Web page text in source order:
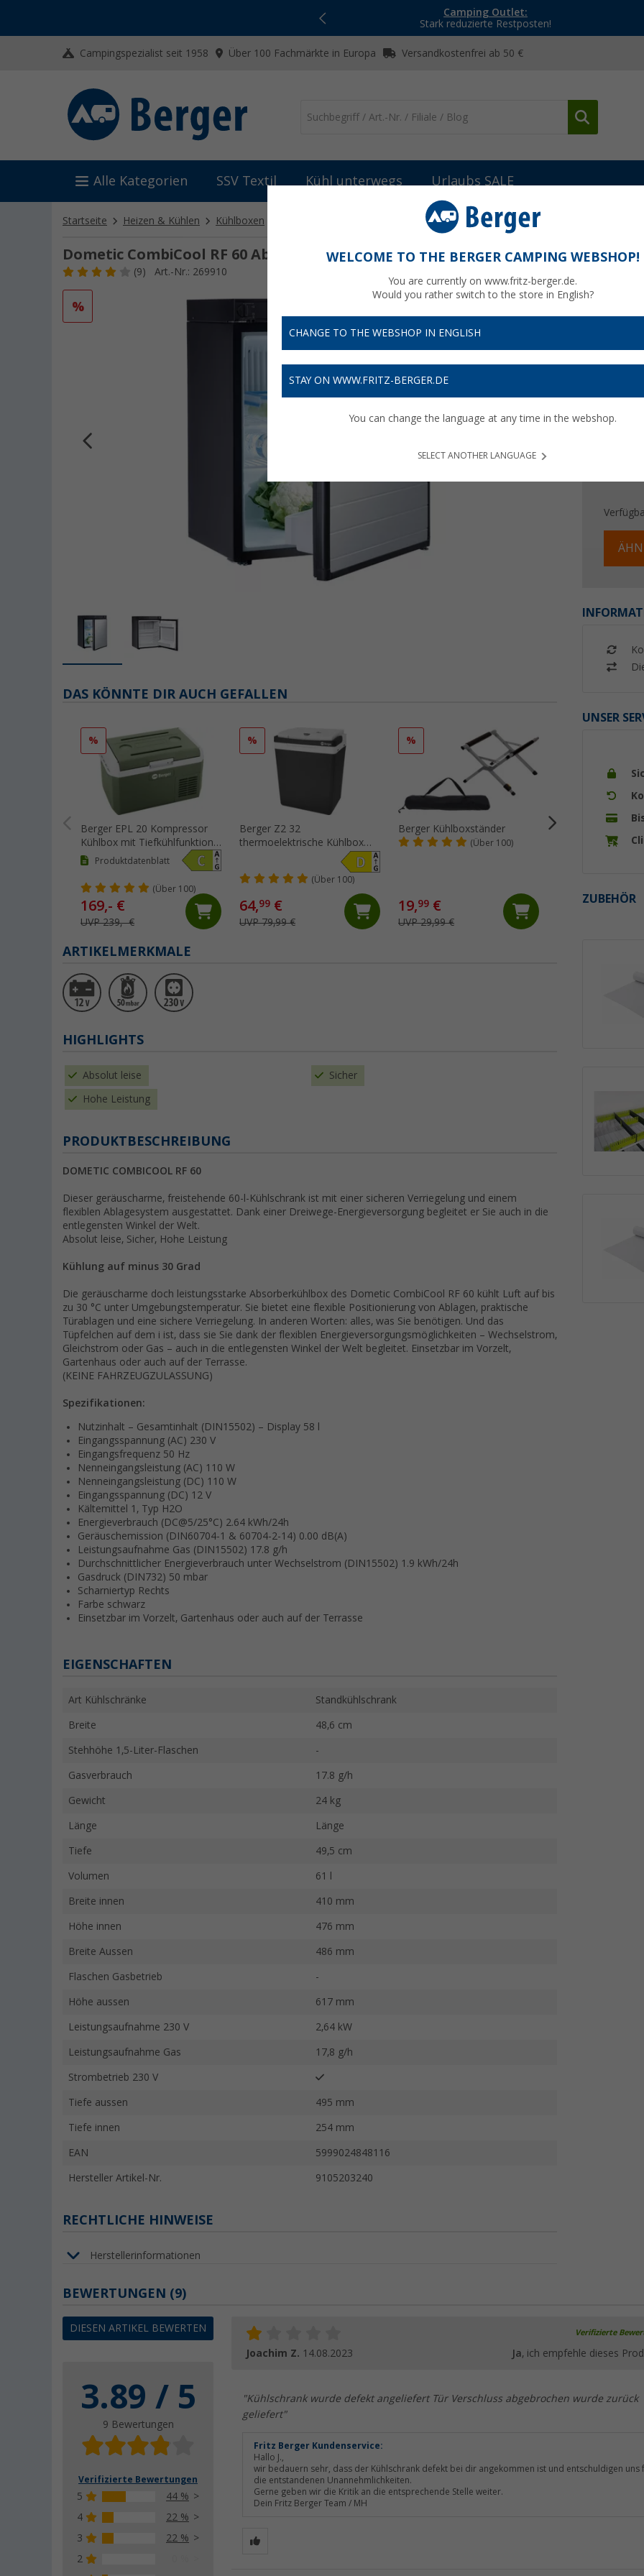
Camping Outlet:
Stark reduzierte Restposten!
Campingspezialist seit 1958 Über 100 Fachmärkte in Europa Versandkostenfrei ab 50 €
Alle Kategorien SSV Textil Kühl unterwegs Urlaubs SALE
Startseite Heizen & Kühlen Kühlboxen Dometic CombiCool RF 60 Absorberkühlschrank 50
Dometic CombiCool RF 60 Absorberkühlschrank 50 mbar 61 Liter
(9) Art.-Nr.: 269910
%
UNSER
ZUBEHÖR
DAS KÖNNTE DIR AUCH GEFALLEN
%
Berger EPL 20 Kompressor
Kühlbox mit Tiefkühlfunktion
12V 24V 230V 20 Liter
Produktdatenblatt
(Über 100)
169,- €
UVP 239,- €
%
Berger Z2 32
thermoelektrische Kühlbox
mit Kühl- und Wärmefunktion
(Über 100)
64,99 €
UVP 79,99 €
%
Berger Kühlboxständer
(Über 100)
19,99 €
UVP 29,99 €
Kühlbox mit
279,- €
ARTIKELMERKMALE
HIGHLIGHTS
Absolut leise Sicher
Hohe Leistung
PRODUKTBESCHREIBUNG
DOMETIC COMBICOOL RF 60
Dieser geräuscharme, freistehende 60-l-Kühlschrank ist mit einer sicheren Verriegelung und einem
flexiblen Ablagesystem ausgestattet. Dank einer Dreiwege-Energieversorgung begleitet er Sie auch in die
entlegensten Winkel der Welt.
Absolut leise, Sicher, Hohe Leistung
Kühlung auf minus 30 Grad
Die geräuscharme doch leistungsstarke Absorberkühlbox des Dometic CombiCool RF 60 kühlt Luft auf bis
zu 30 °C unter Umgebungstemperatur. Sie bietet eine flexible Positionierung von Ablagen, praktische
Türablagen und eine sichere Verriegelung. In anderen Worten: alles, was Sie benötigen. Und das
Tüpfelchen auf dem i ist, dass sie Sie dank der flexiblen Energieversorgungsmöglichkeiten – Wechselstrom,
Gleichstrom oder Gas – auch in die entlegensten Winkel der Welt begleitet. Einsetzbar im Vorzelt,
Gartenhaus oder auch auf der Terrasse.
(KEINE FAHRZEUGZULASSUNG)
Spezifikationen:
Nutzinhalt – Gesamtinhalt (DIN15502) – Display 58 l
Eingangsspannung (AC) 230 V
Eingangsfrequenz 50 Hz
Nenneingangsleistung (AC) 110 W
Nenneingangsleistung (DC) 110 W
Eingangsspannung (DC) 12 V
Kältemittel 1, Typ H2O
Energieverbrauch (DC@5/25°C) 2.64 kWh/24h
Geräuschemission (DIN60704-1 & 60704-2-14) 0.00 dB(A)
Leistungsaufnahme Gas (DIN15502) 17.8 g/h
Durchschnittlicher Energieverbrauch unter Wechselstrom (DIN15502) 1.9 kWh/24h
Gasdruck (DIN732) 50 mbar
Scharniertyp Rechts
Farbe schwarz
Einsetzbar im Vorzelt, Gartenhaus oder auch auf der Terrasse
EIGENSCHAFTEN
Art Kühlschränke Standkühlschrank
Breite 48,6 cm
Stehhöhe 1,5-Liter-Flaschen -
Gasverbrauch 17.8 g/h
Gewicht 24 kg
Länge Länge
Tiefe 49,5 cm
Volumen 61 l
Breite innen 410 mm
Höhe innen 476 mm
Breite Aussen 486 mm
Flaschen Gasbetrieb -
Höhe aussen 617 mm
Leistungsaufnahme 230 V 2,64 kW
Leistungsaufnahme Gas 17,8 g/h
Strombetrieb 230 V
Tiefe aussen 495 mm
Tiefe innen 254 mm
EAN 5999024848116
Hersteller Artikel-Nr. 9105203240
RECHTLICHE HINWEISE
Herstellerinformationen
BEWERTUNGEN (9)
DIESEN ARTIKEL BEWERTEN
3.89 / 5
9 Bewertungen
Verifizierte Bewertungen
5
44 %
4
22 %
3
22 %
2
Verifizierte
Joachim Z. 14.08.2023 Ja, ich empfehle dieses
"Kühlschrank wurde defekt angeliefert Tür Verschluss abgebrochen wurde zurück
geliefert"
Fritz Berger Kundenservice:
Hallo J.,
wir bedauern sehr, dass der Kühlschrank defekt bei dir angekommen ist und entschuldigen uns
die entstandenen Unannehmlichkeiten.
Gerne geben wir die Kritik an die entsprechende Stelle weiter.
Dein Fritz Berger Team / MH
WELCOME TO THE BERGER CAMPING WEBSHOP!
You are currently on www.fritz-berger.de.
Would you rather switch to the store in English?
CHANGE TO THE WEBSHOP IN ENGLISH
STAY ON WWW.FRITZ-BERGER.DE
You can change the language at any time in the webshop.
SELECT ANOTHER LANGUAGE